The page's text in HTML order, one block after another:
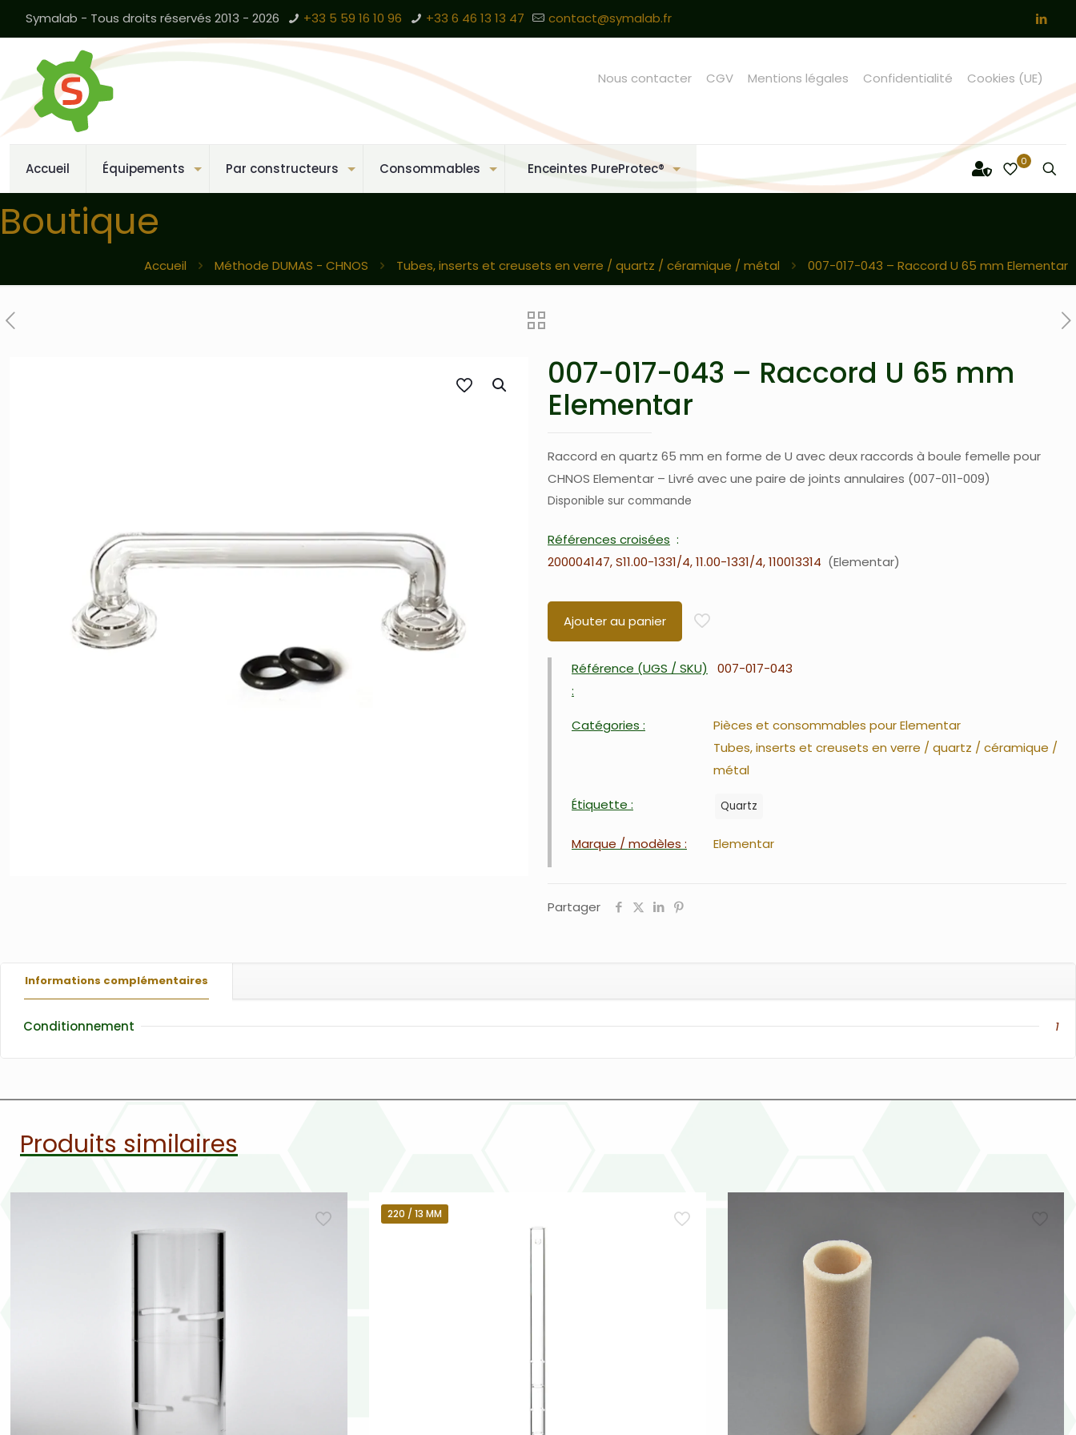
Symalab - Tous droits réservés 2013 - 2026 +33 5 59 16 10 96 +33 6 46 13 13 47 contact@symalab.fr
Accueil Équipements Par constructeurs Consommables Enceintes PureProtec®
Nous contacter CGV Mentions légales Confidentialité Cookies (UE)
0
Boutique
Accueil Méthode DUMAS - CHNOS Tubes, inserts et creusets en verre / quartz / céramique / métal 007-017-043 – Raccord U 65 mm Elementar
007-017-043 – Raccord U 65 mm
Elementar
Raccord en quartz 65 mm en forme de U avec deux raccords à boule femelle pour
CHNOS Elementar – Livré avec une paire de joints annulaires (007-011-009)
Disponible sur commande
Références croisées
200004147, S11.00-1331/4, 11.00-1331/4, 110013314
Elementar
Ajouter au panier
Référence (UGS / SKU)
:
007-017-043
Catégories :
Pièces et consommables pour Elementar
Tubes, inserts et creusets en verre / quartz / céramique /
métal
Étiquette : Quartz
Marque / modèles : Elementar
Partager
Informations complémentaires
Conditionnement 1
Produits similaires
220 / 13 MM